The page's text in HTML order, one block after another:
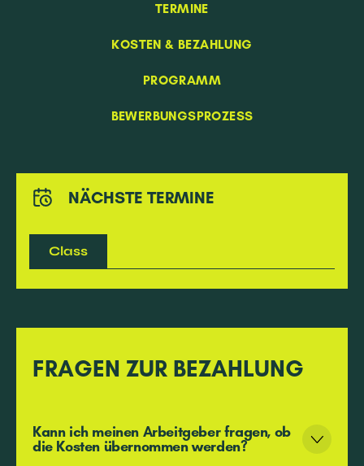
TERMINE
KOSTEN & BEZAHLUNG
PROGRAMM
BEWERBUNGSPROZESS
NÄCHSTE TERMINE
Class
FRAGEN ZUR BEZAHLUNG
Kann ich meinen Arbeitgeber fragen, ob
die Kosten übernommen werden?